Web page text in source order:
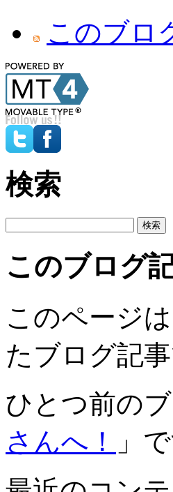
このブロ
検索
このブログ
このページ
たブログ記事
ひとつ前の
さんへ！
」